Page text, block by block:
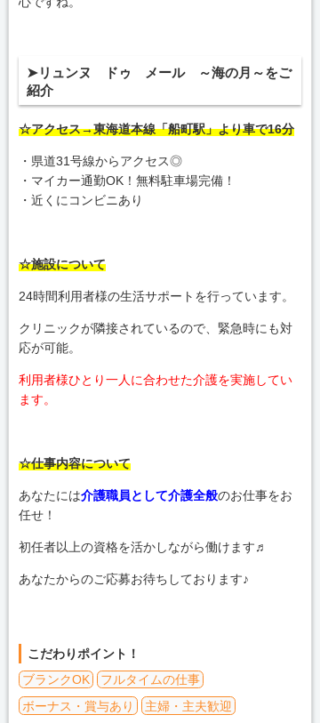
➤リュンヌ ドゥ メール ～海の月～をご
紹介
☆アクセス→東海道本線「船町駅」より車で16分
・県道31号線からアクセス◎
・マイカー通勤OK！無料駐車場完備！
・近くにコンビニあり
☆施設について
24時間利用者様の生活サポートを行っています。
クリニックが隣接されているので、緊急時にも対
応が可能。
利用者様ひとり一人に合わせた介護を実施してい
ます。
☆仕事内容について
あなたには介護職員として介護全般のお仕事をお
任せ！
初任者以上の資格を活かしながら働けます♬
あなたからのご応募お待ちしております♪
こだわりポイント！
ブランクOK
フルタイムの仕事
ボーナス・賞与あり
主婦・主夫歓迎